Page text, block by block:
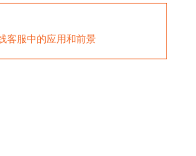
客服中的应用和前景